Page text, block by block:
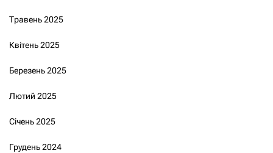
Травень 2025
Квітень 2025
Березень 2025
Лютий 2025
Січень 2025
Грудень 2024